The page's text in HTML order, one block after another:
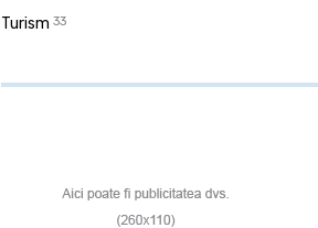
Turism 33